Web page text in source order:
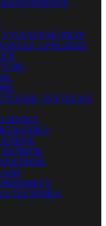
BICIE
LP PLATNE
MG
SVETELNÁ
TECHNIKA